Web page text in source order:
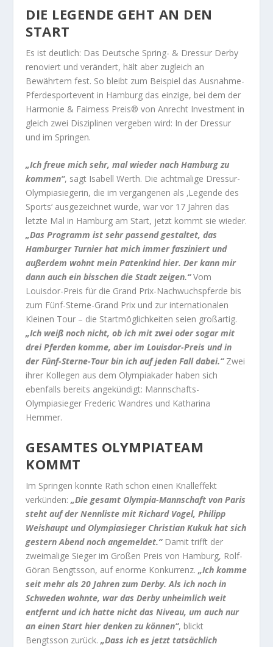
DIE LEGENDE GEHT AN DEN
START
Es ist deutlich: Das Deutsche Spring- & Dressur Derby
renoviert und verändert, hält aber zugleich an
Bewährtem fest. So bleibt zum Beispiel das Ausnahme-
Pferdesportevent in Hamburg das einzige, bei dem der
Harmonie & Fairness Preis® von Anrecht Investment in
gleich zwei Disziplinen vergeben wird: In der Dressur
und im Springen.
„Ich freue mich sehr, mal wieder nach Hamburg zu
kommen“, sagt Isabell Werth. Die achtmalige Dressur-
Olympiasiegerin, die im vergangenen als ‚Legende des
Sports‘ ausgezeichnet wurde, war vor 17 Jahren das
letzte Mal in Hamburg am Start, jetzt kommt sie wieder.
„Das Programm ist sehr passend gestaltet, das
Hamburger Turnier hat mich immer fasziniert und
außerdem wohnt mein Patenkind hier. Der kann mir
dann auch ein bisschen die Stadt zeigen.“Vom
Louisdor-Preis für die Grand Prix-Nachwuchspferde bis
zum Fünf-Sterne-Grand Prix und zur internationalen
Kleinen Tour – die Startmöglichkeiten seien großartig.
„Ich weiß noch nicht, ob ich mit zwei oder sogar mit
drei Pferden komme, aber im Louisdor-Preis und in
der Fünf-Sterne-Tour bin ich auf jeden Fall dabei.“Zwei
ihrer Kollegen aus dem Olympiakader haben sich
ebenfalls bereits angekündigt: Mannschafts-
Olympiasieger Frederic Wandres und Katharina
Hemmer.
GESAMTES OLYMPIATEAM
KOMMT
Im Springen konnte Rath schon einen Knalleffekt
verkünden:„Die gesamt Olympia-Mannschaft von Paris
steht auf der Nennliste mit Richard Vogel, Philipp
Weishaupt und Olympiasieger Christian Kukuk hat sich
gestern Abend noch angemeldet.“ Damit trifft der
zweimalige Sieger im Großen Preis von Hamburg, Rolf-
Göran Bengtsson, auf enorme Konkurrenz.„Ich komme
seit mehr als 20 Jahren zum Derby. Als ich noch in
Schweden wohnte, war das Derby unheimlich weit
entfernt und ich hatte nicht das Niveau, um auch nur
an einen Start hier denken zu können“, blickt
Bengtsson zurück.„Dass ich es jetzt tatsächlich